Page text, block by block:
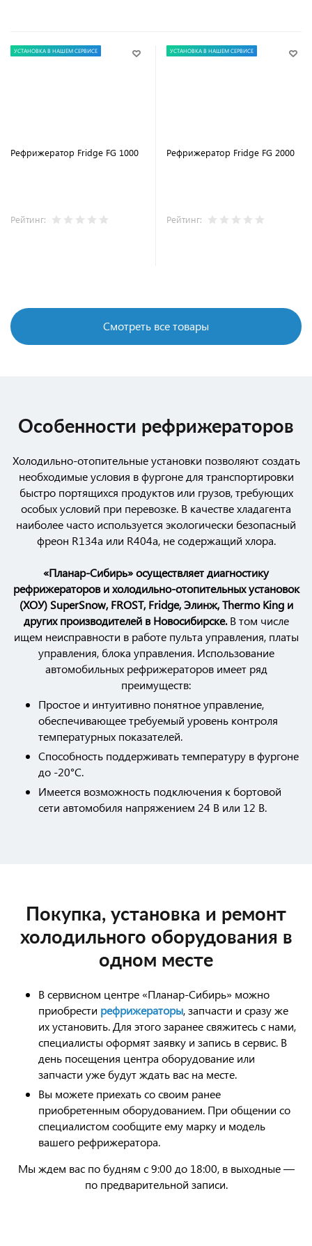
УСТАНОВКА В НАШЕМ СЕРВИСЕ
Рефрижератор Fridge FG 1000
Рейтинг:
УСТАНОВКА В НАШЕМ СЕРВИСЕ
Рефрижератор Fridge FG 2000
Рейтинг:
Смотреть все товары
Особенности рефрижераторов
Холодильно-отопительные установки позволяют создать
необходимые условия в фургоне для транспортировки
быстро портящихся продуктов или грузов, требующих
особых условий при перевозке. В качестве хладагента
наиболее часто используется экологически безопасный
фреон R134a или R404a, не содержащий хлора.
«Планар-Сибирь» осуществляет диагностику
рефрижераторов и холодильно-отопительных установок
(ХОУ) SuperSnow, FROST, Fridge, Элинж, Thermo King и
других производителей в Новосибирске.В том числе
ищем неисправности в работе пульта управления, платы
управления, блока управления. Использование
автомобильных рефрижераторов имеет ряд
преимуществ:
Простое и интуитивно понятное управление,
обеспечивающее требуемый уровень контроля
температурных показателей.
Способность поддерживать температуру в фургоне
до -20°С.
Имеется возможность подключения к бортовой
сети автомобиля напряжением 24 В или 12 В.
Покупка, установка и ремонт
холодильного оборудования в
одном месте
В сервисном центре «Планар-Сибирь» можно
приобрести рефрижераторы, запчасти и сразу же
их установить. Для этого заранее свяжитесь с нами,
специалисты оформят заявку и запись в сервис. В
день посещения центра оборудование или
запчасти уже будут ждать вас на месте.
Вы можете приехать со своим ранее
приобретенным оборудованием. При общении со
специалистом сообщите ему марку и модель
вашего рефрижератора.
Мы ждем вас по будням с 9:00 до 18:00, в выходные —
по предварительной записи.